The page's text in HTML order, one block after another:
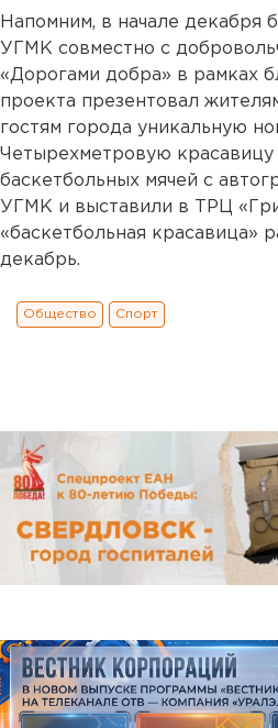
Напомним, в начале декабря
УГМК совместно с
«Дорогами добра» в рамках
проекта презентовал
гостям города уникальную
Четырехметровую красавицу
баскетбольных мячей с
УГМК и выставили в ТРЦ
«баскетбольная красавица»
декабрь.
Общество Спорт